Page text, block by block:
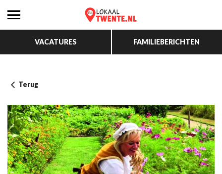
VACATURES FAMILIEBERICHTEN
Terug